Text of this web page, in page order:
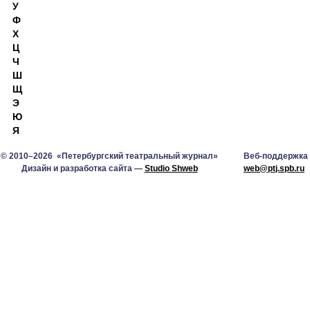
У
Ф
Х
Ц
Ч
Ш
Щ
Э
Ю
Я
© 2010–2026 «Петербургский театральный журнал»
Дизайн и разработка сайта — Studio Shweb
Веб-поддержка
web@ptj.spb.ru